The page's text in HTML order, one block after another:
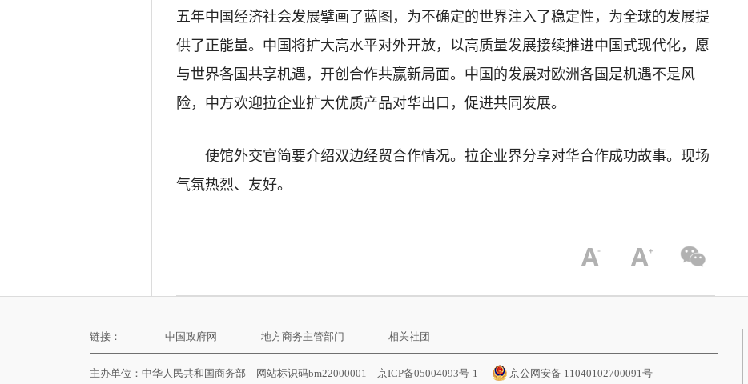
五年中国经济社会发展擘画了蓝图，为不确定的世界注入了稳定性，为全球的发展提
供了正能量。中国将扩大高水平对外开放，以高质量发展接续推进中国式现代化，愿
与世界各国共享机遇，开创合作共赢新局面。中国的发展对欧洲各国是机遇不是风
险，中方欢迎拉企业扩大优质产品对华出口，促进共同发展。
使馆外交官简要介绍双边经贸合作情况。拉企业界分享对华合作成功故事。现场
气氛热烈、友好。
链接： 中国政府网 地方商务主管部门 相关社团
主办单位：中华人民共和国商务部 网站标识码bm22000001京ICP备05004093号-1 京公网安备 11040102700091号